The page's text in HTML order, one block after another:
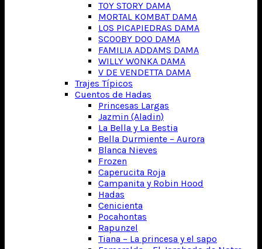
TOY STORY DAMA
MORTAL KOMBAT DAMA
LOS PICAPIEDRAS DAMA
SCOOBY DOO DAMA
FAMILIA ADDAMS DAMA
WILLY WONKA DAMA
V DE VENDETTA DAMA
Trajes Típicos
Cuentos de Hadas
Princesas Largas
Jazmin (Aladin)
La Bella y La Bestia
Bella Durmiente – Aurora
Blanca Nieves
Frozen
Caperucita Roja
Campanita y Robin Hood
Hadas
Cenicienta
Pocahontas
Rapunzel
Tiana – La princesa y el sapo